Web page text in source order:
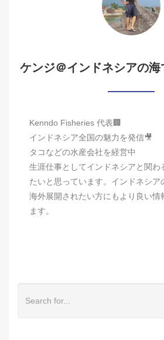
ケンジ＠インドネシアの
Kenndo Fisheries 代表🏢
インドネシア全国の魅力を発信🎥
タコなどの水産会社を経営中
生涯仕事としてインドネシアと関わ
たいと思っています。インドネシア
海外展開されたい方にもより良い情
ます。